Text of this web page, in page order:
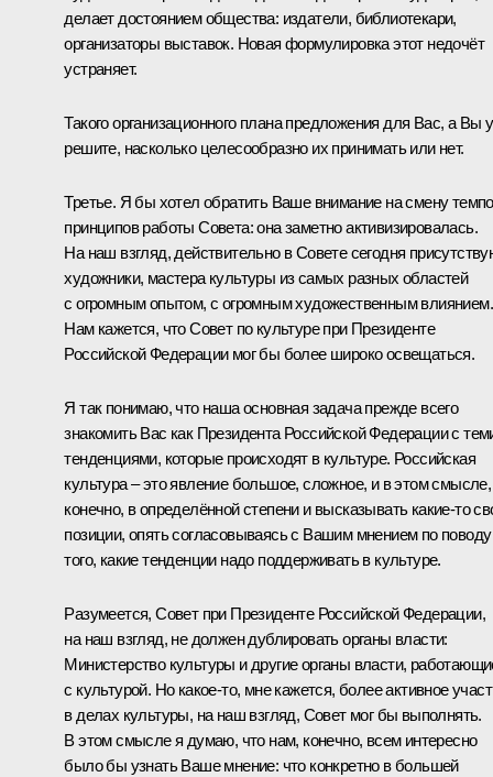
делает достоянием общества: издатели, библиотекари,
организаторы выставок. Новая формулировка этот недочёт
устраняет.
Такого организационного плана предложения для Вас, а Вы
решите, насколько целесообразно их принимать или нет.
Третье. Я бы хотел обратить Ваше внимание на смену
принципов работы Совета: она заметно активизировалась.
На наш взгляд, действительно в Совете сегодня
художники, мастера культуры из самых разных областей
с огромным опытом, с огромным художественным влиянием.
Нам кажется, что Совет по культуре при Президенте
Российской Федерации мог бы более широко освещаться.
Я так понимаю, что наша основная задача прежде всего
знакомить Вас как Президента Российской Федерации с
тенденциями, которые происходят в культуре. Российская
культура – это явление большое, сложное, и в этом смысле,
конечно, в определённой степени и высказывать какие-то
позиции, опять согласовываясь с Вашим мнением по поводу
того, какие тенденции надо поддерживать в культуре.
Разумеется, Совет при Президенте Российской Федерации,
на наш взгляд, не должен дублировать органы власти:
Министерство культуры и другие органы власти,
с культурой. Но какое-то, мне кажется, более активное
в делах культуры, на наш взгляд, Совет мог бы выполнять.
В этом смысле я думаю, что нам, конечно, всем интересно
было бы узнать Ваше мнение: что конкретно в большей